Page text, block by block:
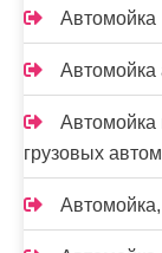
Автомойка
Автомойка
Автомойка
грузовых